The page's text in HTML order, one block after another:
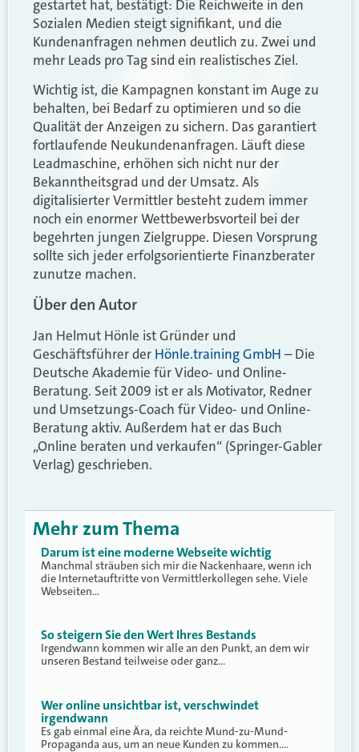
gestartet hat, bestätigt: Die Reichweite in den
Sozialen Medien steigt signifikant, und die
Kundenanfragen nehmen deutlich zu. Zwei und
mehr Leads pro Tag sind ein realistisches Ziel.
Wichtig ist, die Kampagnen konstant im Auge zu
behalten, bei Bedarf zu optimieren und so die
Qualität der Anzeigen zu sichern. Das garantiert
fortlaufende Neukundenanfragen. Läuft diese
Leadmaschine, erhöhen sich nicht nur der
Bekanntheitsgrad und der Umsatz. Als
digitalisierter Vermittler besteht zudem immer
noch ein enormer Wettbewerbsvorteil bei der
begehrten jungen Zielgruppe. Diesen Vorsprung
sollte sich jeder erfolgsorientierte Finanzberater
zunutze machen.
Über den Autor
Jan Helmut Hönle ist Gründer und
Geschäftsführer der Hönle.training GmbH – Die
Deutsche Akademie für Video- und Online-
Beratung. Seit 2009 ist er als Motivator, Redner
und Umsetzungs-Coach für Video- und Online-
Beratung aktiv. Außerdem hat er das Buch
„Online beraten und verkaufen“ (Springer-Gabler
Verlag) geschrieben.
Mehr zum Thema
Darum ist eine moderne Webseite wichtig
Manchmal sträuben sich mir die Nackenhaare, wenn ich
die Internetauftritte von Vermittlerkollegen sehe. Viele
Webseiten…
So steigern Sie den Wert Ihres Bestands
Irgendwann kommen wir alle an den Punkt, an dem wir
unseren Bestand teilweise oder ganz…
Wer online unsichtbar ist, verschwindet
irgendwann
Es gab einmal eine Ära, da reichte Mund-zu-Mund-
Propaganda aus, um an neue Kunden zu kommen.…